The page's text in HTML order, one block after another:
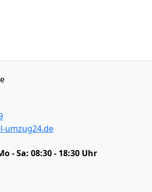
umzug24.de
- Sa: 08:30 - 18:30 Uhr